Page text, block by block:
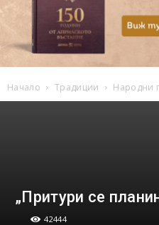
Начало Традиции Народни
„Притури се
42444